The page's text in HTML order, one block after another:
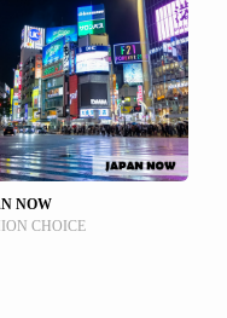
NOW
CHOICE